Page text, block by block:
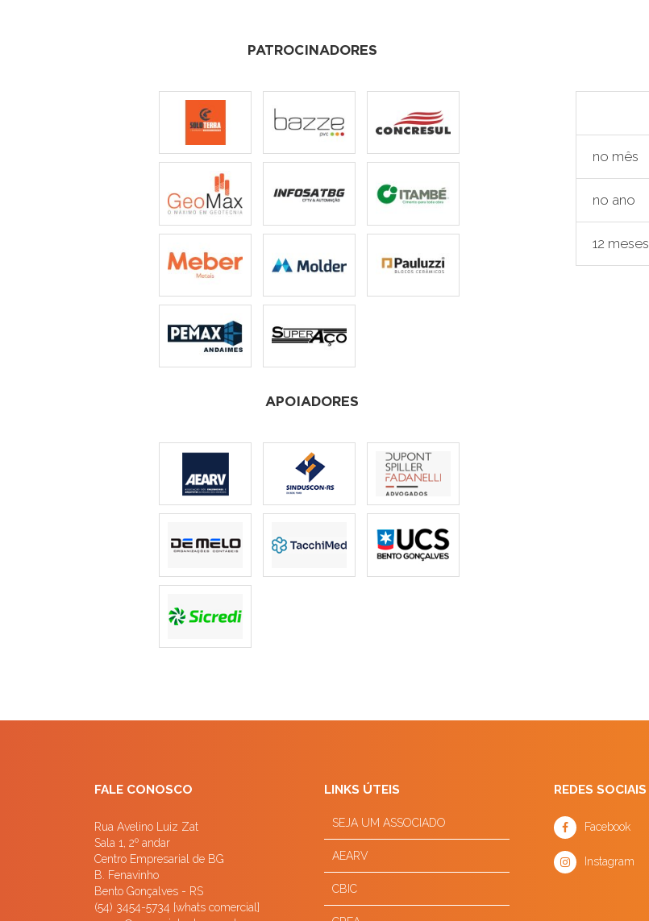
PATROCINADORES
APOIADORES
no mês
no ano
12 meses
FALE CONOSCO
Rua Avelino Luiz Zat
Sala 1, 2º andar
Centro Empresarial de BG
B. Fenavinho
Bento Gonçalves - RS
(54) 3454-5734 [whats comercial]
LINKS ÚTEIS
SEJA UM ASSOCIADO
AEARV
CBIC
REDES SOCIAIS
Facebook
Instagram